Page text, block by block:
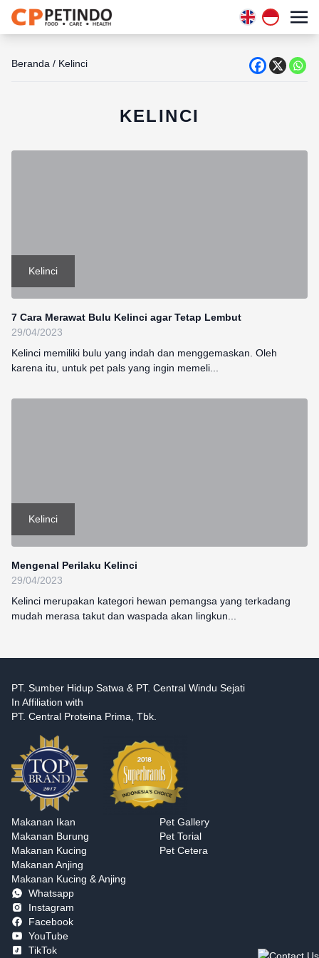
Beranda / Kelinci
KELINCI
Kelinci
7 Cara Merawat Bulu Kelinci agar Tetap Lembut
29/04/2023
Kelinci memiliki bulu yang indah dan menggemaskan. Oleh
karena itu, untuk pet pals yang ingin memeli...
Kelinci
Mengenal Perilaku Kelinci
29/04/2023
Kelinci merupakan kategori hewan pemangsa yang terkadang
mudah merasa takut dan waspada akan lingkun...
PT. Sumber Hidup Satwa & PT. Central Windu Sejati
In Affiliation with
PT. Central Proteina Prima, Tbk.
Makanan Ikan
Makanan Burung
Makanan Kucing
Makanan Anjing
Makanan Kucing & Anjing
Pet Gallery
Pet Torial
Pet Cetera
Whatsapp
Instagram
Facebook
YouTube
TikTok